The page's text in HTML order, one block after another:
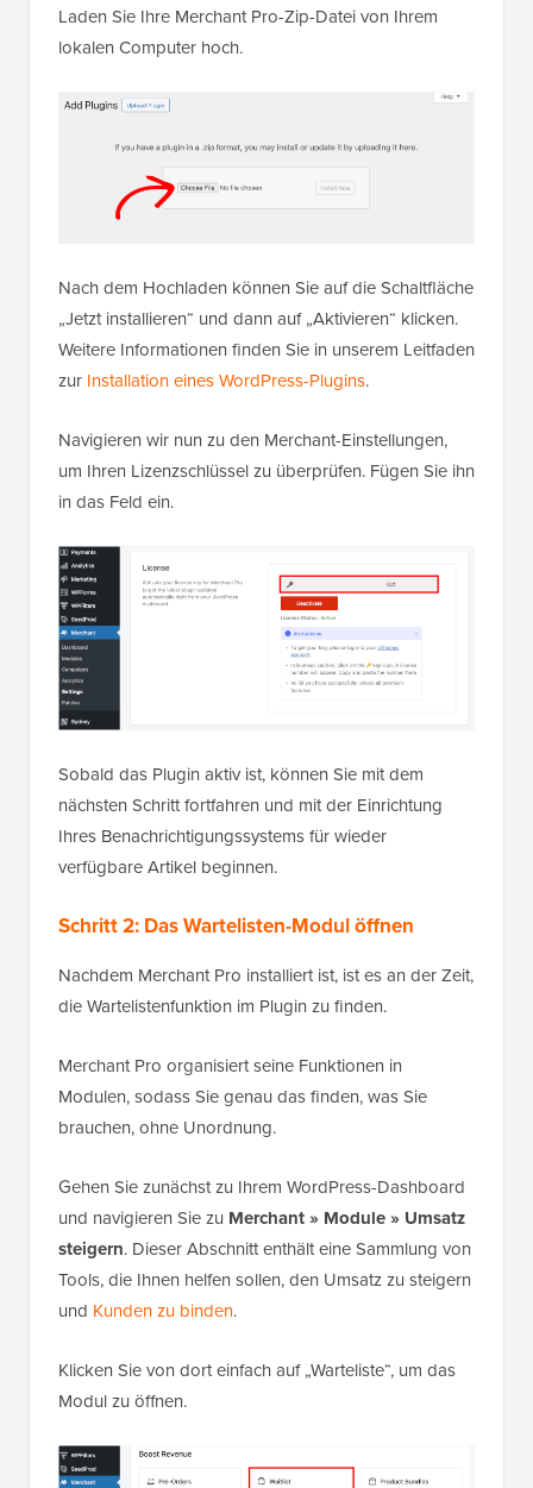
Laden Sie Ihre Merchant Pro-Zip-Datei von Ihrem
lokalen Computer hoch.
Nach dem Hochladen können Sie auf die Schaltfläche
„Jetzt installieren“ und dann auf „Aktivieren“ klicken.
Weitere Informationen finden Sie in unserem Leitfaden
zur Installation eines WordPress-Plugins.
Navigieren wir nun zu den Merchant-Einstellungen,
um Ihren Lizenzschlüssel zu überprüfen. Fügen Sie ihn
in das Feld ein.
Sobald das Plugin aktiv ist, können Sie mit dem
nächsten Schritt fortfahren und mit der Einrichtung
Ihres Benachrichtigungssystems für wieder
verfügbare Artikel beginnen.
Schritt 2: Das Wartelisten-Modul öffnen
Nachdem Merchant Pro installiert ist, ist es an der Zeit,
die Wartelistenfunktion im Plugin zu finden.
Merchant Pro organisiert seine Funktionen in
Modulen, sodass Sie genau das finden, was Sie
brauchen, ohne Unordnung.
Gehen Sie zunächst zu Ihrem WordPress-Dashboard
und navigieren Sie zu Merchant » Module» Umsatz
steigern. Dieser Abschnitt enthält eine Sammlung von
Tools, die Ihnen helfen sollen, den Umsatz zu steigern
und Kunden zu binden.
Klicken Sie von dort einfach auf „Warteliste“, um das
Modul zu öffnen.